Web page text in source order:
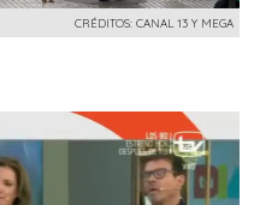
CRÉDITOS: CANAL 13 Y MEGA